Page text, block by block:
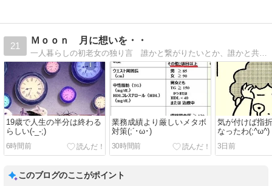
21
Ｍｏｏｎ 月に想いを・・
一人暮らしの初老女の独り言 誰かと繋がりたいとか、誰かと共感し合うなんてもういいの・・ 月に向かって独り言・・
19歳で人生の半分は終わる
らしい(-_-;)
6時間前
業務成績より厳しいメタボ
対策(;´･ω･)
30時間前
気が付けば指
なったわ(;^ω^)
3日前
このブログのここがポイント